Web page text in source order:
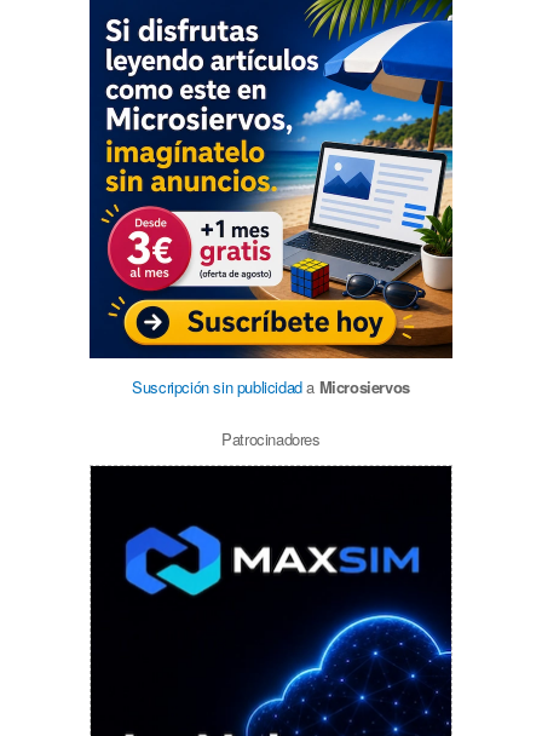
Suscripción sin publicidada Microsiervos
Patrocinadores